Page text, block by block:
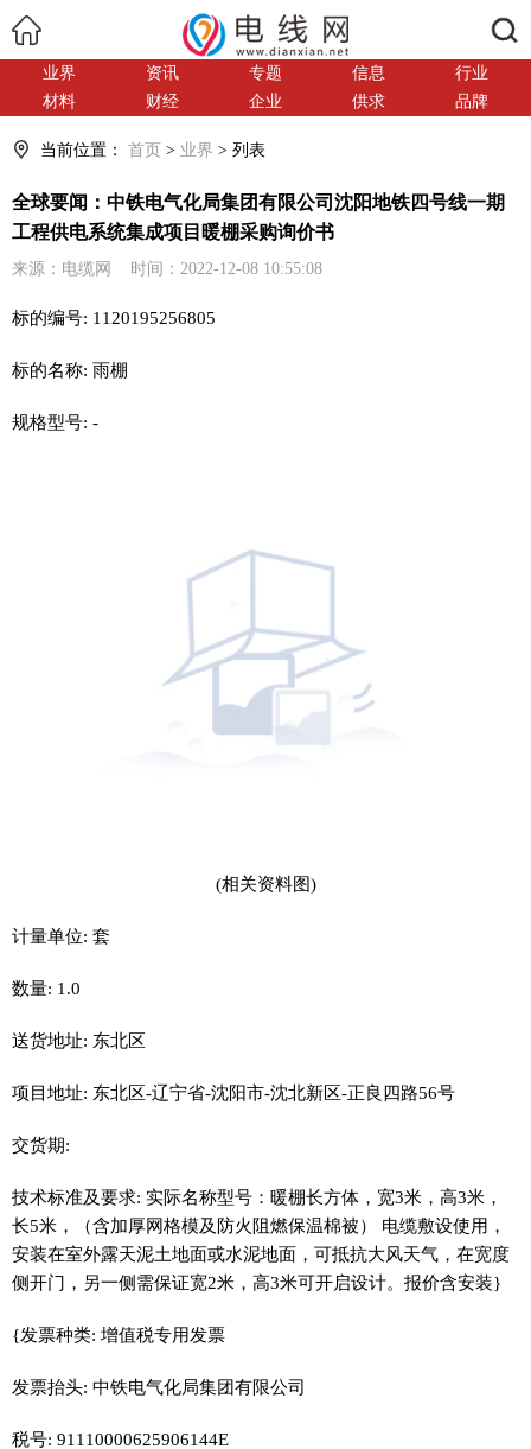
业界 资讯 专题 信息
行业
材料
财经 企业 供求 品牌
当前位置： 首页 > 业界 > 列表
全球要闻：中铁电气化局集团有限公司沈阳地铁四号线一期
工程供电系统集成项目暖棚采购询价书
来源：电缆网 时间：2022-12-08 10:55:08
标的编号: 1120195256805
标的名称: 雨棚
规格型号: -
(相关资料图)
计量单位: 套
数量: 1.0
送货地址: 东北区
项目地址: 东北区-辽宁省-沈阳市-沈北新区-正良四路56号
交货期:
技术标准及要求: 实际名称型号：暖棚长方体，宽3米，高3米，
长5米，（含加厚网格模及防火阻燃保温棉被） 电缆敷设使用，
安装在室外露天泥土地面或水泥地面，可抵抗大风天气，在宽度
侧开门，另一侧需保证宽2米，高3米可开启设计。报价含安装}
{发票种类: 增值税专用发票
发票抬头: 中铁电气化局集团有限公司
税号: 91110000625906144E